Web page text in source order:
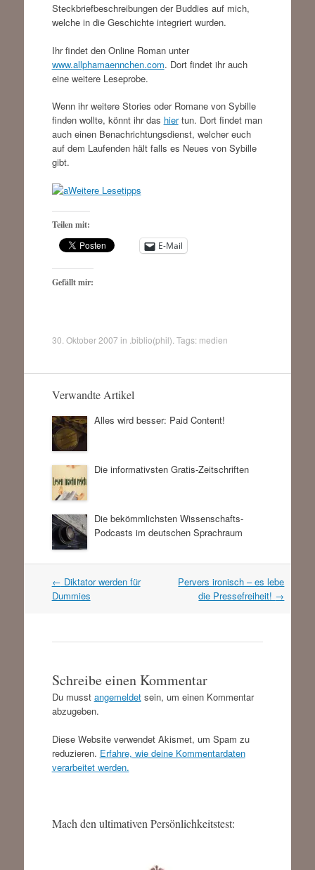
Steckbriefbeschreibungen der Buddies auf mich,
welche in die Geschichte integriert wurden.
Ihr findet den Online Roman unter
www.allphamaennchen.com. Dort findet ihr auch
eine weitere Leseprobe.
Wenn ihr weitere Stories oder Romane von Sybille
finden wollte, könnt ihr das hiertun. Dort findet man
auch einen Benachrichtungsdienst, welcher euch
auf dem Laufenden hält falls es Neues von Sybille
gibt.
Weitere Lesetipps
Teilen mit:
E-Mail
Gefällt mir:
30. Oktober 2007 in .biblio(phil) . Tags: medien
Verwandte Artikel
Alles wird besser: Paid Content!
Die informativsten Gratis-Zeitschriften
Die bekömmlichsten Wissenschafts-
Podcasts im deutschen Sprachraum
Artikel
Navigation
← Diktator werden für
Dummies
Pervers ironisch – es lebe
die Pressefreiheit! →
Schreibe einen Kommentar
Du musst angemeldetsein, um einen Kommentar
abzugeben.
Diese Website verwendet Akismet, um Spam zu
reduzieren. Erfahre, wie deine Kommentardaten
verarbeitet werden.
Mach den ultimativen Persönlichkeitstest: